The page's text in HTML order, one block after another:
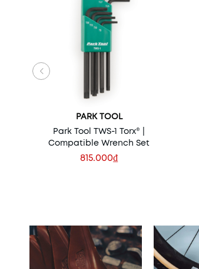
PARK TOOL
Park Tool TWS-1 Torx® |
Compatible Wrench Set
815.000₫